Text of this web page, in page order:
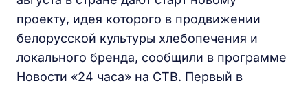
проекту, идея которого в продвижении
белорусской культуры хлебопечения и
локального бренда, сообщили в программе
Новости «24 часа» на СТВ. Первый в